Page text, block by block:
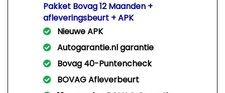
Pakket Bovag 12 Maanden +
afleveringsbeurt + APK
Nieuwe APK
Autogarantie.nl garantie
Bovag 40-Puntencheck
BOVAG Afleverbeurt